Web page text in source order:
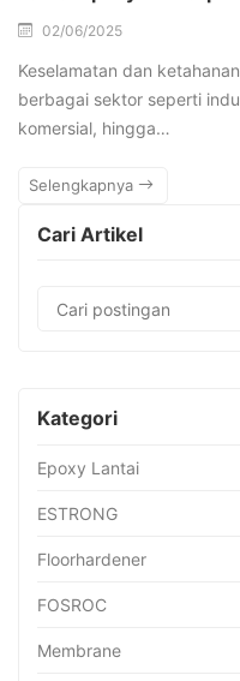
02/06/2025
Keselamatan dan
berbagai sektor seperti
komersial, hingga…
Selengkapnya
Cari Artikel
Kategori
Epoxy Lantai
ESTRONG
Floorhardener
FOSROC
Membrane